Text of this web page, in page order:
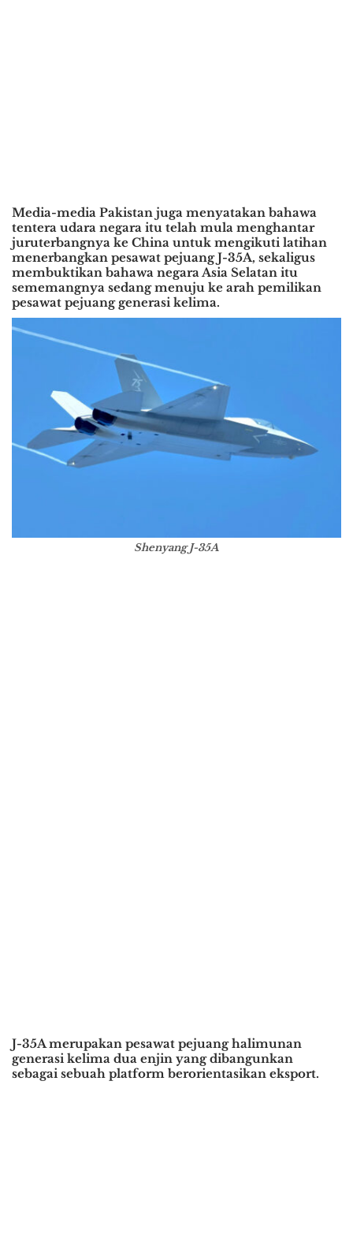
Media-media Pakistan juga menyatakan bahawa
tentera udara negara itu telah mula menghantar
juruterbangnya ke China untuk mengikuti latihan
menerbangkan pesawat pejuang J-35A, sekaligus
membuktikan bahawa negara Asia Selatan itu
sememangnya sedang menuju ke arah pemilikan
pesawat pejuang generasi kelima.
Shenyang J-35A
J-35A merupakan pesawat pejuang halimunan
generasi kelima dua enjin yang dibangunkan
sebagai sebuah platform berorientasikan eksport.